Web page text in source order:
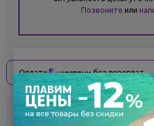
Позвоните или
Оплати без переплат
Склад Кол-во